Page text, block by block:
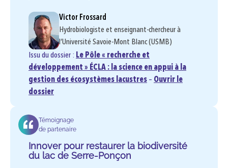
Victor Frossard
Hydrobiologiste et enseignant-chercheur à
l’Université Savoie-Mont Blanc (USMB)
Issu du dossier : Le Pôle « recherche et
développement » ÉCLA : la science en appui à la
gestion des écosystèmes lacustres – Ouvrir le
dossier
Témoignage
de partenaire
Innover pour restaurer la biodiversité
du lac de Serre-Ponçon